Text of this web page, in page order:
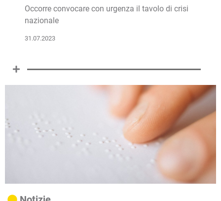
Occorre convocare con urgenza il tavolo di crisi
nazionale
31.07.2023